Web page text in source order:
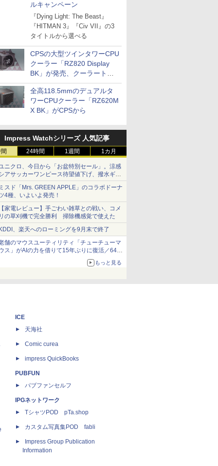
ルキャンペーン
『Dying Light: The Beast』
『HITMAN 3』『Civ VII』の3
タイトルから選べる
CPSの大型ツインタワーCPU
クーラー「RZ820 Display
BK」が発売、クーラートッ
プに5インチ液晶搭載
全高118.5mmのデュアルタ
ワーCPUクーラー「RZ620M
X BK」がCPSから
Impress Watchシリーズ 人気記事
24時間 1週間 1カ月
ニクロ、今日から「お盆特別セール」。涼感
アサッカーワンピース待望値下げ、撥水ギア
ョーツは1990円に
スド「Mrs. GREEN APPLE」のコラボドーナ
4種、いよいよ発売！
家電レビュー】手ごわい雑草との戦い、コメ
の草刈機で完全勝利 掃除機感覚で使えた
、楽天へのローミングを9月末で終了
舗のマウスユーティリティ「チューチューマ
ス」がAIの力を借りて15年ぶりに復活／64bit
、Windows 10/11、「Chrome」も走り回
。復活記念で2026年末まで500円
もっと見る
ICE
天海社
Comic curea
impress QuickBooks
PUBFUN
パブファンセルフ
IPGネットワーク
TシャツPOD pTa.shop
カスタム写真集POD fabli
Impress Group Publication
Information